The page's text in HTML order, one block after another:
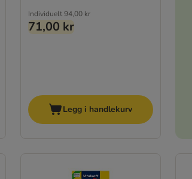
Individuelt 94,00 kr
71,00 kr
Legg i handlekurv